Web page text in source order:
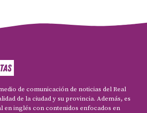
de comunicación de noticias del Real
de la ciudad y su provincia. Además, es
en inglés con contenidos enfocados en